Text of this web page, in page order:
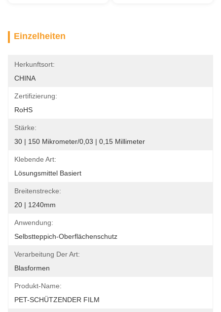
Einzelheiten
Herkunftsort:
CHINA
Zertifizierung:
RoHS
Stärke:
30 | 150 Mikrometer/0,03 | 0,15 Millimeter
Klebende Art:
Lösungsmittel Basiert
Breitenstrecke:
20 | 1240mm
Anwendung:
Selbstteppich-Oberflächenschutz
Verarbeitung Der Art:
Blasformen
Produkt-Name:
PET-SCHÜTZENDER FILM